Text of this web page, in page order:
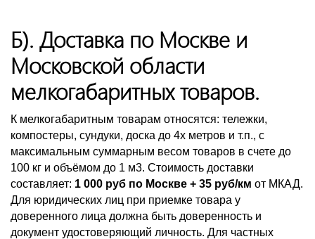
Б). Доставка по Москве и
Московской области
мелкогабаритных товаров.
К мелкогабаритным товарам относятся: тележки,
компостеры, сундуки, доска до 4х метров и т.п., с
максимальным суммарным весом товаров в счете до
100 кг и объёмом до 1 м3. Стоимость доставки
составляет: 1 000 руб по Москве + 35 руб/км от МКАД.
Для юридических лиц при приемке товара у
доверенного лица должна быть доверенность и
документ удостоверяющий личность. Для частных